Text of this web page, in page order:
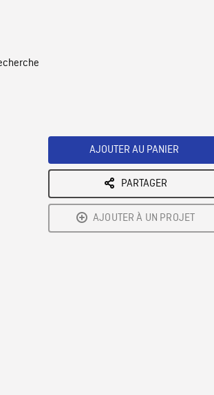
AJOUTER AU PANIER
PARTAGER
AJOUTER À UN PROJET